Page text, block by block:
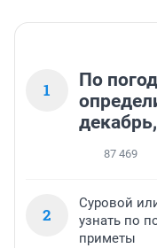
1
По
87 469
2
Суровой
узнать по
приметы